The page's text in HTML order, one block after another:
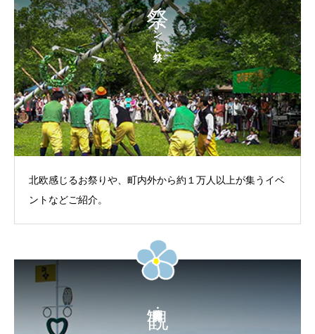
イベント・祭り
北欧感じるお祭りや、町内外から約１万人以上が集うイベ
ントなどご紹介。